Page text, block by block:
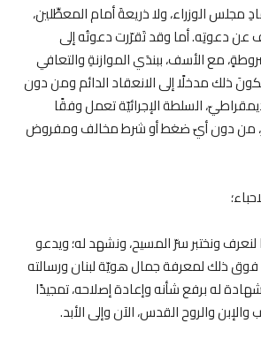
مجلس الوزراء، ولا ذريعةَ أمام المعطِّلين،
عن دعوتِه. أما وقد تَقرّرت دعوتُه إلى
مع الأسف، ببندَي الموازنةِ والتعافي
ذلك مدخلًا إلى الانعقاد الدائم ومن دون
السلطة الإجرائيّة تعمل وفقًا
من دون أيّ ضغط أو شرط مخالف ومفروض
ونختبر سرّ المسيح، ونشهد له؛ ويدعو
ذلك لمعرفة جمال هويّة لبنان ورسالته
له برفع شأنه وإعادة إصلاحه، تمجيدًا
والإبن والروح القدس، الآن وإلى الأبد.